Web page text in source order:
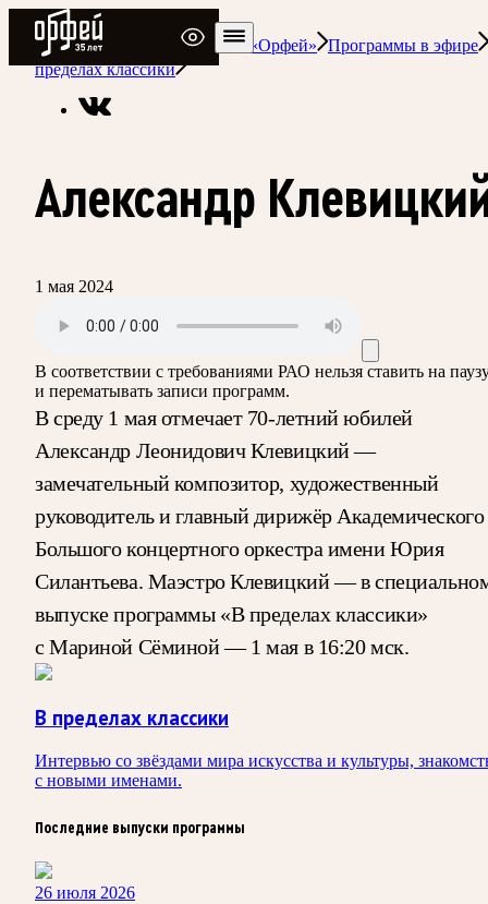
Радио Орфей
Радио классической музыки «Орфей»
Программы в эфире
пределах классики
Александр
1 мая 2024
В соответствии с требованиями РАО нельзя ставить на
и перематывать записи программ.
В среду 1 мая отмечает 70-летний юбилей
Александр Леонидович Клевицкий —
замечательный композитор, художественный
руководитель и главный дирижёр Академического
Большого концертного оркестра имени Юрия
Силантьева. Маэстро Клевицкий — в
выпуске программы «В пределах классики»
с Мариной Сёминой — 1 мая в 16:20 мск.
В пределах классики
Интервью со звёздами мира искусства и культуры,
с новыми именами.
Последние выпуски программы
26 июля 2026